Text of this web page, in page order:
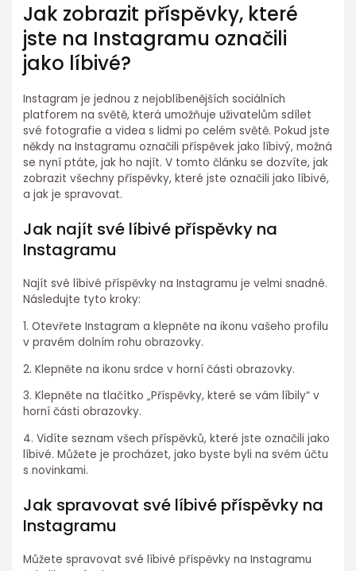
Jak zobrazit příspěvky, které
jste na Instagramu označili
jako líbivé?
Instagram je jednou z nejoblíbenějších sociálních
platforem na světě, která umožňuje uživatelům sdílet
své fotografie a videa s lidmi po celém světě. Pokud jste
někdy na Instagramu označili příspěvek jako líbivý, možná
se nyní ptáte, jak ho najít. V tomto článku se dozvíte, jak
zobrazit všechny příspěvky, které jste označili jako líbivé,
a jak je spravovat.
Jak najít své líbivé příspěvky na
Instagramu
Najít své líbivé příspěvky na Instagramu je velmi snadné.
Následujte tyto kroky:
1. Otevřete Instagram a klepněte na ikonu vašeho profilu
v pravém dolním rohu obrazovky.
2. Klepněte na ikonu srdce v horní části obrazovky.
3. Klepněte na tlačítko „Příspěvky, které se vám líbily“ v
horní části obrazovky.
4. Vidíte seznam všech příspěvků, které jste označili jako
líbivé. Můžete je procházet, jako byste byli na svém účtu
s novinkami.
Jak spravovat své líbivé příspěvky na
Instagramu
Můžete spravovat své líbivé příspěvky na Instagramu